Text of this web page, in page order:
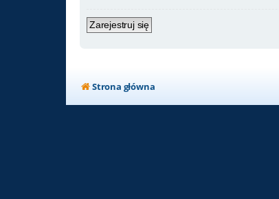
Zarejestruj się
Strona główna